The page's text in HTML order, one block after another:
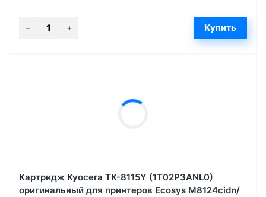
Картридж Kyocera TK-8115Y (1T02P3ANL0)
оригинальный для принтеров Ecosys M8124cidn/